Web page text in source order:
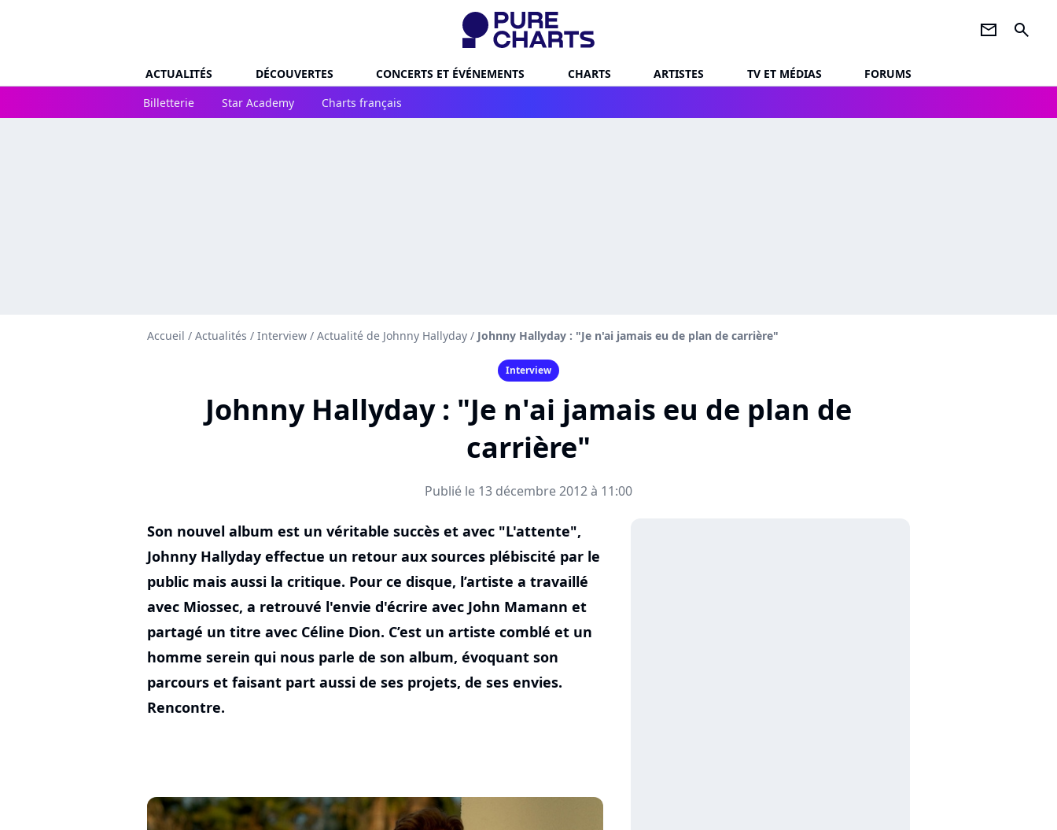
newsletter search
ACTUALITÉS DÉCOUVERTES CONCERTS ET ÉVÉNEMENTS CHARTS ARTISTES TV ET MÉDIAS
FORUMS
Billetterie
Star Academy Charts français
Accueil / Actualités / Interview / Actualité de Johnny Hallyday / Johnny Hallyday : "Je n'ai jamais eu de plan de carrière"
Interview
Johnny Hallyday : "Je n'ai jamais eu de plan de
carrière"
Publié le 13 décembre 2012 à 11:00
Son nouvel album est un véritable succès et avec "L'attente",
Johnny Hallyday effectue un retour aux sources plébiscité par le
public mais aussi la critique. Pour ce disque, l’artiste a travaillé
avec Miossec, a retrouvé l'envie d'écrire avec John Mamann et
partagé un titre avec Céline Dion. C’est un artiste comblé et un
homme serein qui nous parle de son album, évoquant son
parcours et faisant part aussi de ses projets, de ses envies.
Rencontre.